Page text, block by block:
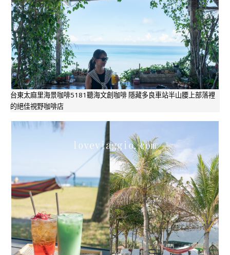
台東太麻里海景咖啡5181聽海文創咖啡 隱藏多良車站半山腰上部落裡
的絕佳視野咖啡店